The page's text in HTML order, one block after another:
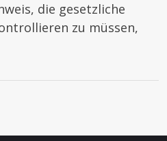
die gesetzliche
zu müssen,